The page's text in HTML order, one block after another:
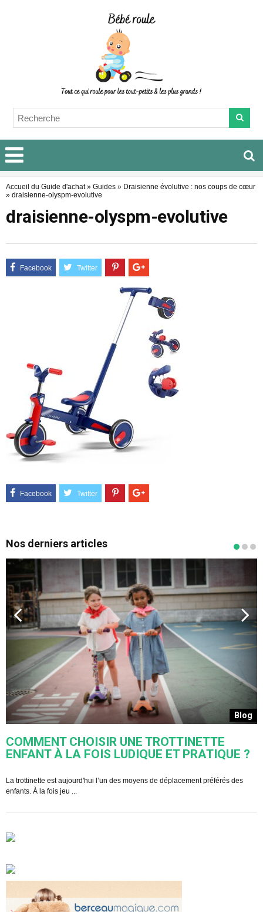
Accueil du Guide d'achat» Guides » Draisienne évolutive : nos coups de cœur
» draisienne-olyspm-evolutive
draisienne-olyspm-evolutive
Nos derniers articles
Blog
COMMENT CHOISIR UNE TROTTINETTE
ENFANT À LA FOIS LUDIQUE ET PRATIQUE ?
La trottinette est aujourd'hui l’un des moyens de déplacement préférés des
enfants. À la fois jeu ...